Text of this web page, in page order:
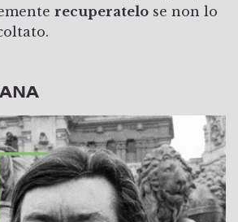
recuperatelo se non lo